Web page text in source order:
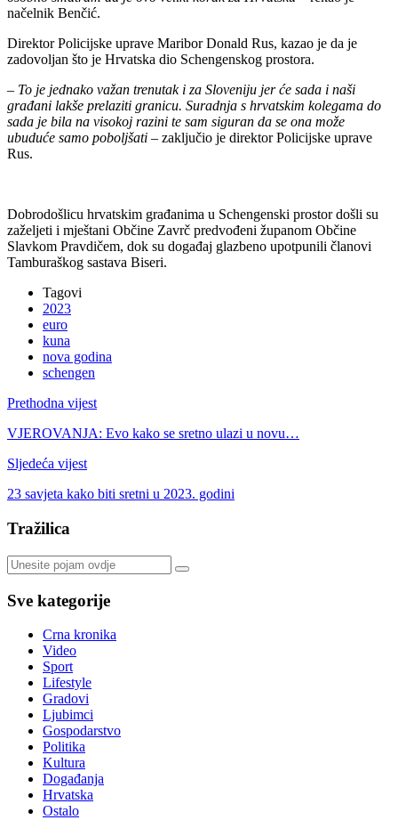
načelnik Benčić.
Direktor Policijske uprave Maribor Donald Rus, kazao je da je
zadovoljan što je Hrvatska dio Schengenskog prostora.
– To je jednako važan trenutak i za Sloveniju jer će sada i naši
građani lakše prelaziti granicu. Suradnja s hrvatskim kolegama do
sada je bila na visokoj razini te sam siguran da se ona može
ubuduće samo poboljšati – zaključio je direktor Policijske uprave
Rus.
Dobrodošlicu hrvatskim građanima u Schengenski prostor došli su
zaželjeti i mještani Občine Zavrč predvođeni županom Občine
Slavkom Pravdičem, dok su događaj glazbeno upotpunili članovi
Tamburaškog sastava Biseri.
Tagovi
2023
euro
kuna
nova godina
schengen
Prethodna vijest
VJEROVANJA: Evo kako se sretno ulazi u novu…
Sljedeća vijest
23 savjeta kako biti sretni u 2023. godini
Tražilica
Sve kategorije
Crna kronika
Video
Sport
Lifestyle
Gradovi
Ljubimci
Gospodarstvo
Politika
Kultura
Događanja
Hrvatska
Ostalo